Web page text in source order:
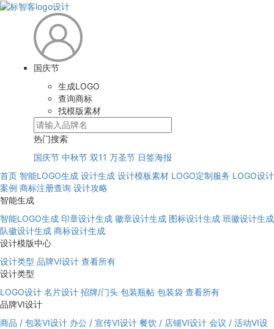
国庆节
生成LOGO
查询商标
找模版素材
热门搜索
国庆节 中秋节 双11 万圣节 日签海报
首页 智能LOGO生成 设计生成 设计模板素材 LOGO定制服务 LOGO设计
案例 商标注册查询 设计攻略
智能生成
智能LOGO生成 印章设计生成 徽章设计生成 图标设计生成 班徽设计生成
队徽设计生成 商标设计生成
设计模版中心
设计类型 品牌VI设计 查看所有
设计类型
LOGO设计 名片设计 招牌/门头 包装瓶帖 包装袋 查看所有
品牌VI设计
商品 / 包装VI设计 办公 / 宣传VI设计 餐饮 / 店铺VI设计 会议 / 活动VI设